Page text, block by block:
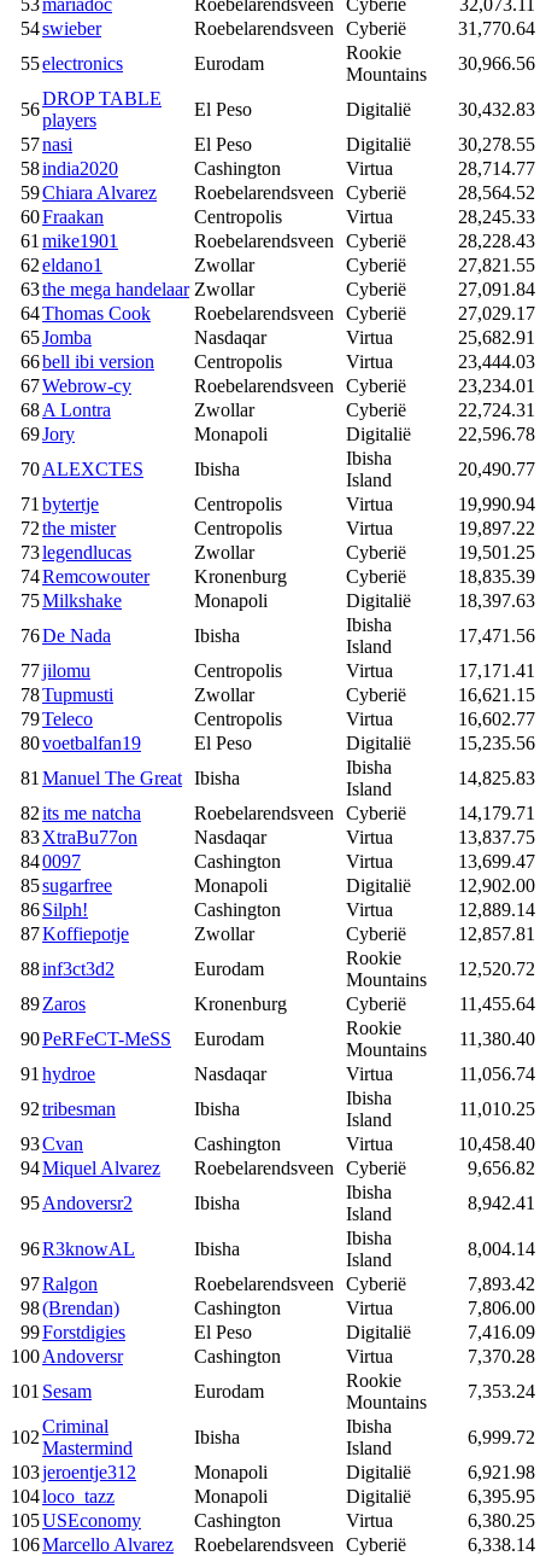
54swieber Roebelarendsveen Cyberië
31,770.64
55electronics Eurodam
Rookie
Mountains
30,966.56
56
DROP TABLE
players
El Peso Digitalië
30,432.83
57nasi El Peso Digitalië
30,278.55
58india2020 Cashington Virtua
28,714.77
59Chiara Alvarez Roebelarendsveen Cyberië
28,564.52
60Fraakan Centropolis Virtua
28,245.33
61 mike1901 Roebelarendsveen Cyberië
28,228.43
62eldano1 Zwollar Cyberië
27,821.55
63the mega handelaar Zwollar Cyberië
27,091.84
64Thomas Cook Roebelarendsveen Cyberië
27,029.17
65Jomba Nasdaqar Virtua
25,682.91
66bell ibi version Centropolis Virtua
23,444.03
67Webrow-cy Roebelarendsveen Cyberië
23,234.01
68A Lontra Zwollar Cyberië
22,724.31
69Jory Monapoli Digitalië
22,596.78
70ALEXCTES Ibisha
Ibisha
Island
20,490.77
71 bytertje Centropolis Virtua
19,990.94
72the mister Centropolis Virtua
19,897.22
73legendlucas Zwollar Cyberië
19,501.25
74Remcowouter Kronenburg Cyberië
18,835.39
75Milkshake Monapoli Digitalië
18,397.63
76De Nada Ibisha
Ibisha
Island
17,471.56
77jilomu Centropolis Virtua
17,171.41
78Tupmusti Zwollar Cyberië
16,621.15
79Teleco Centropolis Virtua
16,602.77
80voetbalfan19 El Peso Digitalië
15,235.56
81 Manuel The Great Ibisha
Ibisha
Island
14,825.83
82its me natcha Roebelarendsveen Cyberië
14,179.71
83XtraBu77on Nasdaqar Virtua
13,837.75
840097 Cashington Virtua
13,699.47
85sugarfree Monapoli Digitalië
12,902.00
86Silph! Cashington Virtua
12,889.14
87Koffiepotje Zwollar Cyberië
12,857.81
88inf3ct3d2 Eurodam
Rookie
Mountains
12,520.72
89Zaros Kronenburg Cyberië
11,455.64
90PeRFeCT-MeSS Eurodam
Rookie
Mountains
11,380.40
91 hydroe Nasdaqar Virtua
11,056.74
92tribesman Ibisha
Ibisha
Island
11,010.25
93Cvan Cashington Virtua
10,458.40
94Miquel Alvarez Roebelarendsveen Cyberië
9,656.82
95Andoversr2 Ibisha
Ibisha
Island
8,942.41
96R3knowAL Ibisha
Ibisha
Island
8,004.14
97Ralgon Roebelarendsveen Cyberië
7,893.42
98(Brendan) Cashington Virtua
7,806.00
99Forstdigies El Peso Digitalië
7,416.09
100Andoversr Cashington Virtua
7,370.28
101 Sesam Eurodam
Rookie
Mountains
7,353.24
102
Criminal
Mastermind
Ibisha
Ibisha
Island
6,999.72
103jeroentje312 Monapoli Digitalië
6,921.98
104loco_tazz Monapoli Digitalië
6,395.95
105USEconomy Cashington Virtua
6,380.25
106Marcello Alvarez Roebelarendsveen Cyberië
6,338.14